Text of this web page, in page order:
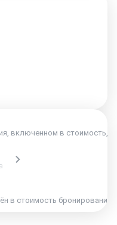
включенном в стоимость,